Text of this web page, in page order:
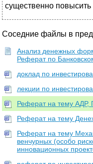
существенно повысить
Соседние файлы в
Анализ денежных
Реферат по
доклад по
лекции по
Реферат на тему АДР,
Реферат на тему
Реферат на тему
венчурных (особо
инновационных